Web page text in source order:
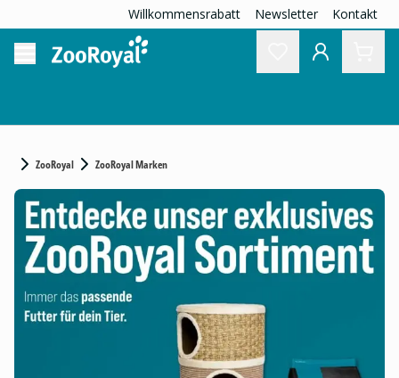
Willkommensrabatt Newsletter Kontakt
ZooRoyal ZooRoyal Marken